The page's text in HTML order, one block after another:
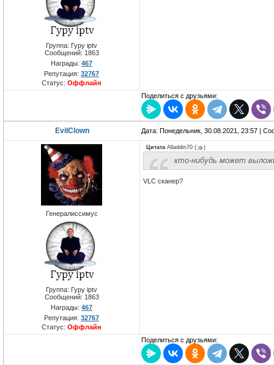
Группа: Гуру iptv
Сообщений: 1863
Награды: 467
Репутация: 32767
Статус: Оффлайн
Поделиться с друзьями:
EvilClown Дата: Понедельник, 30.08.2021, 23:57 |
Генералиссимус
Группа: Гуру iptv
Сообщений: 1863
Награды: 467
Репутация: 32767
Статус: Оффлайн
Цитата Alladdin70 ( )
кто-нибудь может
VLC сканер?
Поделиться с друзьями: